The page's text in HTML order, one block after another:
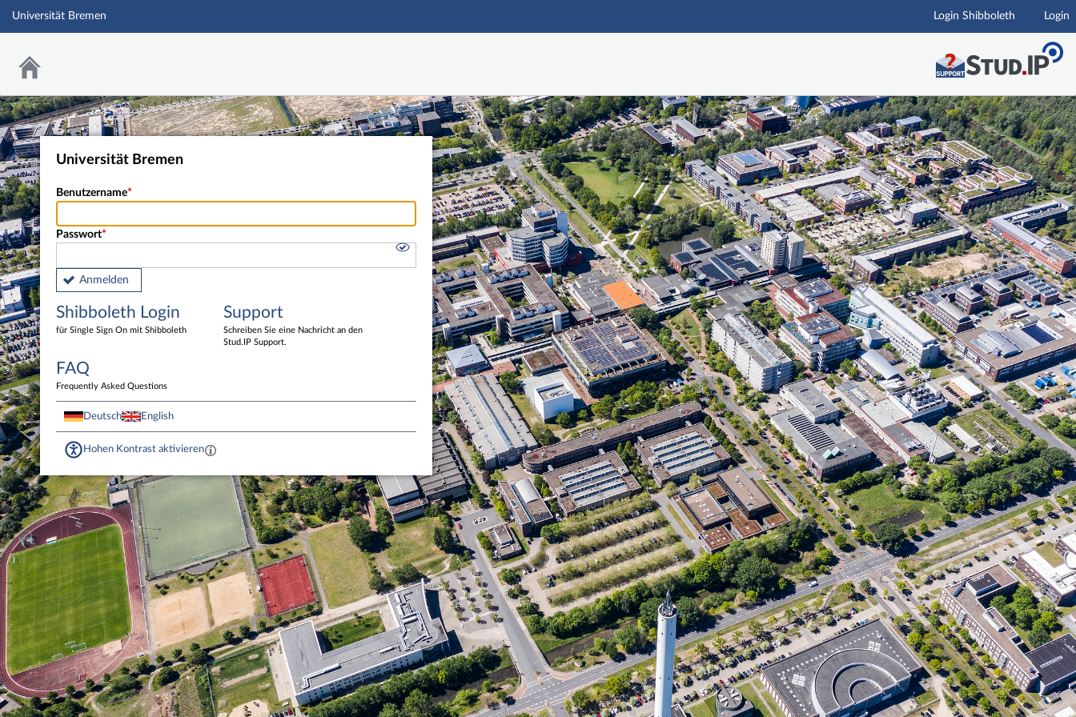
Hauptnavigation
Universität Bremen Login Shibboleth Login
Universität Bremen
Benutzername
Passwort
Anmelden
Shibboleth Login
für Single Sign On mit Shibboleth
Support
Schreiben Sie eine Nachricht an den
Stud.IP Support.
FAQ
Frequently Asked Questions
Deutsch English
Hohen Kontrast aktivieren